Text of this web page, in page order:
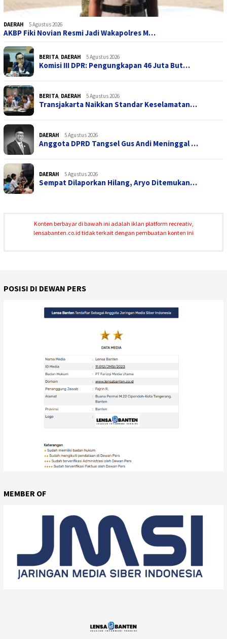
DAERAH 5 Agustus 2026
AKBP Fiki Novian Resmi Jadi Wakapolres M…
BERITA DAERAH 5 Agustus 2026
Komisi III DPR: Pengungkapan 46 Juta But…
BERITA DAERAH 5 Agustus 2026
Transjakarta Naikkan Standar Keselamatan…
DAERAH 5 Agustus 2026
Anggota DPRD Tangsel Gus Andi Meninggal …
DAERAH 5 Agustus 2026
Sempat Dilaporkan Hilang, Aryo Ditemukan…
Konten berbayar di bawah ini adalah iklan platform recreativ,
lensabanten.co.id tidak terkait dengan pembuatan konten ini
POSISI DI DEWAN PERS
MEMBER OF